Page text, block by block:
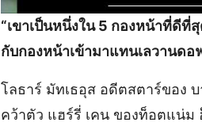
“เขาเป็นหนึ่งใน 5 กองหน้าที่ดีที่
กับกองหน้าเข้ามาแทนเลวานดอ
โลธาร์ มัทเธอุส อดีตสตาร์ของ
คว้าตัว แฮร์รี่ เคน ของท็อตแน่ม